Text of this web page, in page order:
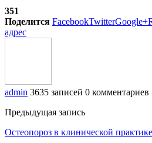
351
Поделится FacebookTwitterGoogle+
адрес
admin 3635 записей 0 комментариев
Предыдущая запись
Остеопороз в клинической практике